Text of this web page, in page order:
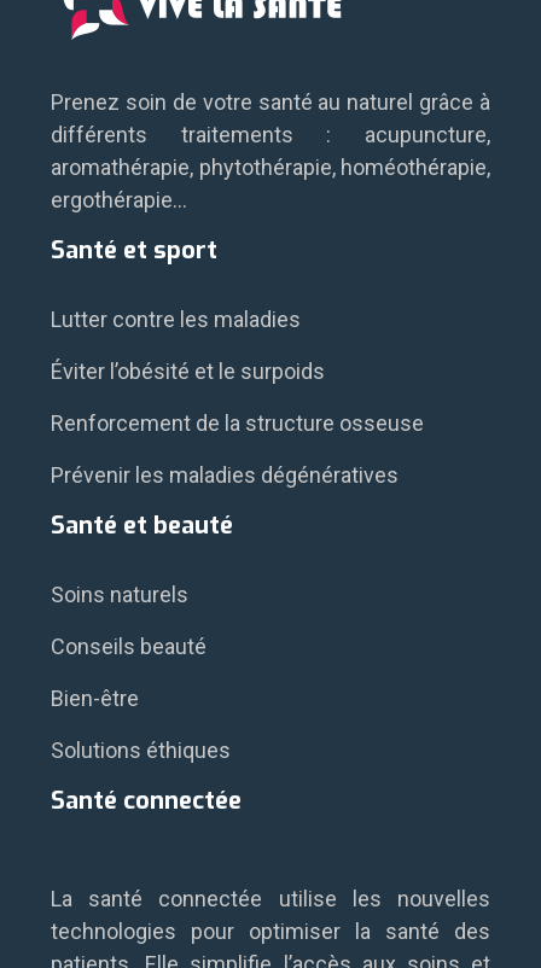
Prenez soin de votre santé au naturel grâce à
différents traitements : acupuncture,
aromathérapie, phytothérapie, homéothérapie,
ergothérapie…
Santé et sport
Lutter contre les maladies
Éviter l’obésité et le surpoids
Renforcement de la structure osseuse
Prévenir les maladies dégénératives
Santé et beauté
Soins naturels
Conseils beauté
Bien-être
Solutions éthiques
Santé connectée
La santé connectée utilise les nouvelles
technologies pour optimiser la santé des